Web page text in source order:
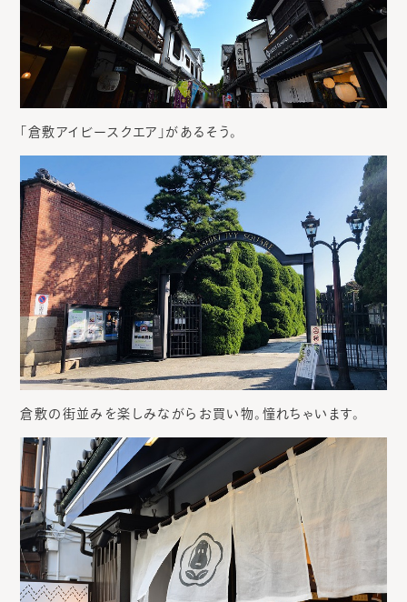
「倉敷アイビースクエア」があるそう。
倉敷の街並みを楽しみながらお買い物。憧れちゃいます。